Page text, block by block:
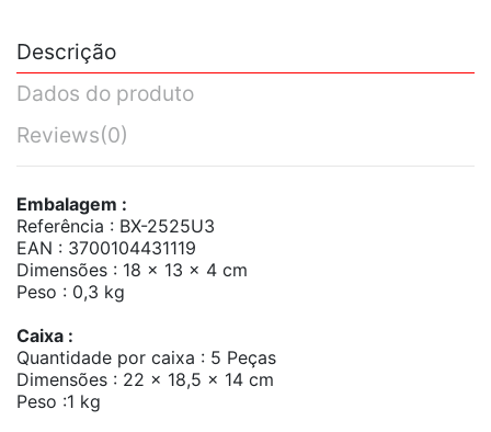
Descrição
Dados do produto
Reviews(0)
Embalagem :
Referência : BX-2525U3
EAN : 3700104431119
Dimensões : 18 x 13 x 4 cm
Peso : 0,3 kg
Caixa :
Quantidade por caixa : 5 Peças
Dimensões : 22 x 18,5 x 14 cm
Peso :1 kg